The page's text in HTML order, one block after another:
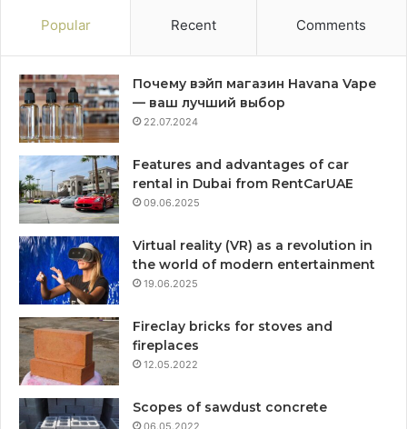
Popular Recent Comments
Почему вэйп магазин Havana Vape
— ваш лучший выбор
22.07.2024
Features and advantages of car
rental in Dubai from RentCarUAE
09.06.2025
Virtual reality (VR) as a revolution in
the world of modern entertainment
19.06.2025
Fireclay bricks for stoves and
fireplaces
12.05.2022
Scopes of sawdust concrete
06.05.2022